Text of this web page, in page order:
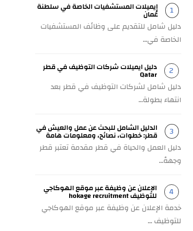
إيميلات المستشفيات الخاصة في سلطنة
عُمان
دليل شامل للتقديم على وظائف المستشفيات
الخاصة في...
دليل ايميلات شركات التوظيف في قطر
Qatar
دليل شامل لشركات التوظيف في قطر بعد
انتهاء بطولة...
الدليل الشامل للبحث عن عمل والعيش في
قطر: خطوات، نصائح، ومعلومات هامة
دليل العمل والحياة في قطر مقدمة تعتبر قطر
وجهةً...
الإعلان عن وظيفة عبر موقع الهوكاجي
للتوظيف hokage recruitment
خدمة الإعلان عن وظيفة عبر موقع الهوكاجي
للتوظيف ...